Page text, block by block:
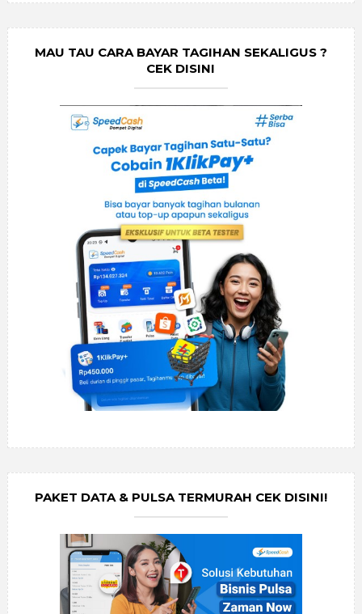
MAU TAU CARA BAYAR TAGIHAN SEKALIGUS ?
CEK DISINI
PAKET DATA & PULSA TERMURAH CEK DISINI!